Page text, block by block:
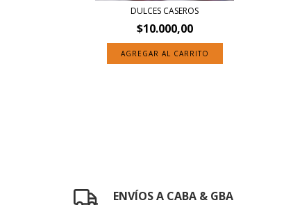
DULCES CASEROS
$10.000,00
AGREGAR AL CARRITO
ENVÍOS A CABA & GBA